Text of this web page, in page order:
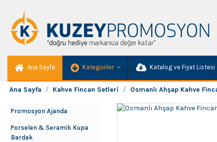
Ana Sayfa Kategoriler Katalog ve Fiyat Listesi
Ana Sayfa Kahve Fincan Setleri Osmanlı Ahşap Kahve
Promosyon Ajanda
Porselen & Seramik Kupa
Bardak